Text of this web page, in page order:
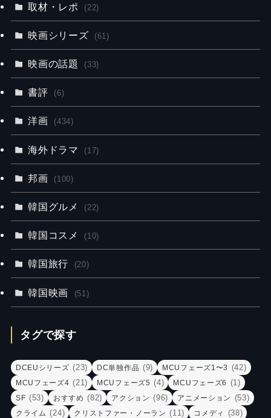
取材・レポ (22)
映画シリーズ (61)
映画の話題 (33)
書評 (6)
洋画 (434)
海外ドラマ (17)
邦画 (100)
韓国グルメ (22)
韓国コスメ (10)
韓国旅行 (20)
韓国映画 (51)
タグで探す
DCEUシリーズ (23) DC単独作品 (9) MCUフェーズ1〜3 (42)
MCUフェーズ4 (21) MCUフェーズ5 (4) MCUフェーズ6 (1)
SF (53) おすすめ (82) アクション (96) アニメーション (53)
クライム (24) クリストファー・ノーラン (11) コメディ (38)